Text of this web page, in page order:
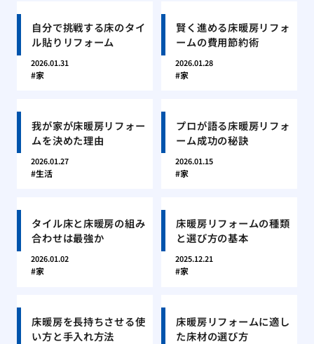
自分で挑戦する床のタイ
ル貼りリフォーム
2026.01.31
家
賢く進める床暖房リフォ
ームの費用節約術
2026.01.28
家
我が家が床暖房リフォー
ムを決めた理由
2026.01.27
生活
プロが語る床暖房リフォ
ーム成功の秘訣
2026.01.15
家
タイル床と床暖房の組み
合わせは最強か
2026.01.02
家
床暖房リフォームの種類
と選び方の基本
2025.12.21
家
床暖房を長持ちさせる使
い方と手入れ方法
床暖房リフォームに適し
た床材の選び方